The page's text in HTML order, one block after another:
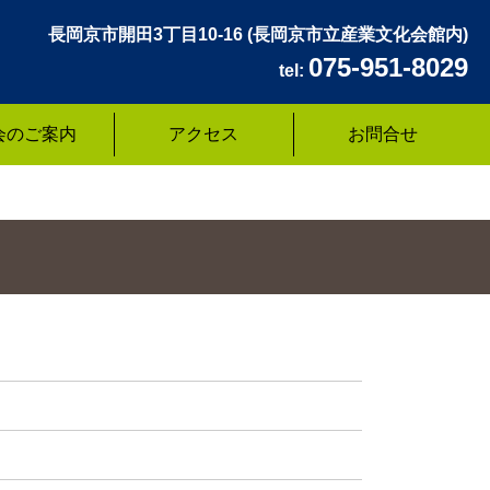
長岡京市開田3丁目10-16 (長岡京市立産業文化会館内)
tel: 075-951-8029
のご案内 アクセス お問合せ